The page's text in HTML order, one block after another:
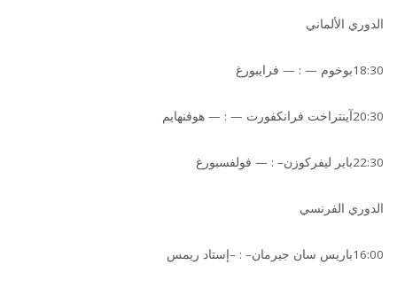
الدوري الألماني
18:30بوخوم — : — فرايبورغ
20:30آينتراخت فرانكفورت — : — هوفنهايم
22:30باير ليفركوزن– : — فولفسبورغ
الدوري الفرنسي
16:00باريس سان جيرمان– : –إستاد ريمس